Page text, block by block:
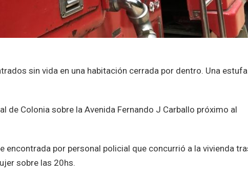
sin vida en una habitación cerrada por dentro. Una
de Colonia sobre la Avenida Fernando J Carballo próximo al
encontrada por personal policial que concurrió a la vivienda
sobre las 20hs.